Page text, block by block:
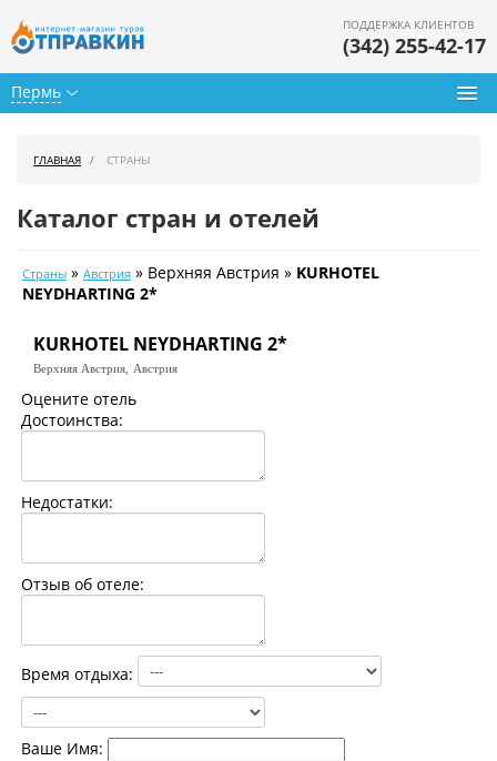
Пермь
ПОДДЕРЖКА КЛИЕНТОВ
(342) 255-42-17
Календарь туров
Страны
Как купить
Контакты
ГЛАВНАЯ СТРАНЫ
Каталог стран и отелей
Страны » Австрия » Верхняя Австрия » KURHOTEL
NEYDHARTING 2*
KURHOTEL NEYDHARTING 2*
Верхняя Австрия, Австрия
Оцените отель
Достоинства:
Недостатки:
Отзыв об отеле:
Время отдыха:
Ваше Имя: